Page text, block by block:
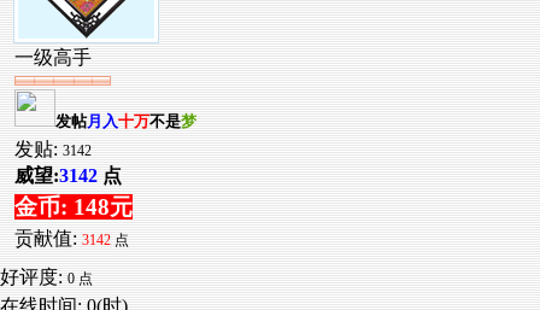
一级高手
发帖月入十万不是梦
发贴: 3142
威望:3142 点
金币: 148元
贡献值: 3142 点
好评度: 0 点